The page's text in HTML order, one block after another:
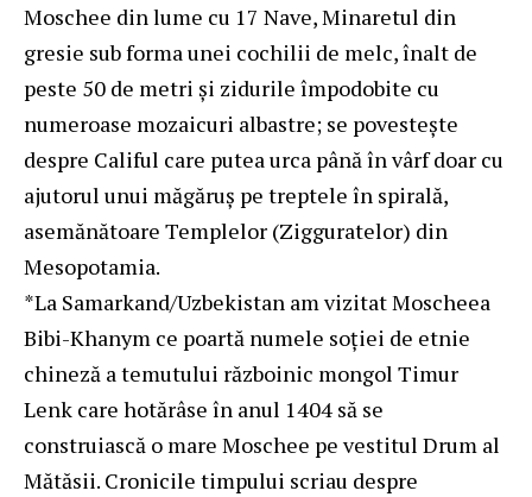
Moschee din lume cu 17 Nave, Minaretul din
gresie sub forma unei cochilii de melc, înalt de
peste 50 de metri şi zidurile împodobite cu
numeroase mozaicuri albastre; se povesteşte
despre Califul care putea urca până în vârf doar cu
ajutorul unui măgăruş pe treptele în spirală,
asemănătoare Templelor (Zigguratelor) din
Mesopotamia.
*La Samarkand/Uzbekistan am vizitat Moscheea
Bibi-Khanym ce poartă numele soţiei de etnie
chineză a temutului războinic mongol Timur
Lenk care hotărâse în anul 1404 să se
construiască o mare Moschee pe vestitul Drum al
Mătăsii. Cronicile timpului scriau despre